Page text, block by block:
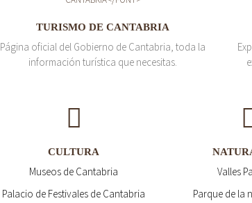
TURISMO DE CANTABRIA
Página oficial del Gobierno de Cantabria, toda la
información turística que necesitas.
CULTURA
Museos de Cantabria
Palacio de Festivales de Cantabria
Valles
Parque de la